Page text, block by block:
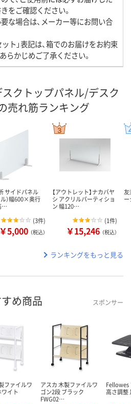
をご確認ください。
な場合は、メーカー等にお問い合
ト」表記は、箱でのお届けをお約束
らかじめご了承ください。
スクトップパネル/デスク
売れ筋ランキング
サイドパネル
ル）幅600×奥行
…
(3件)
￥5,000 （税込）
【アウトレット】ナカバヤ
シ アクリルパーティショ
ン 幅120…
(1件)
￥15,246 （税込）
友
ランキングをもっと見る
め商品 スポンサー
ファイルワ
ワイト
アスカ 木製ファイルワ
ゴン2段 ブラック
FWG02…
Fellowes
高さ調整